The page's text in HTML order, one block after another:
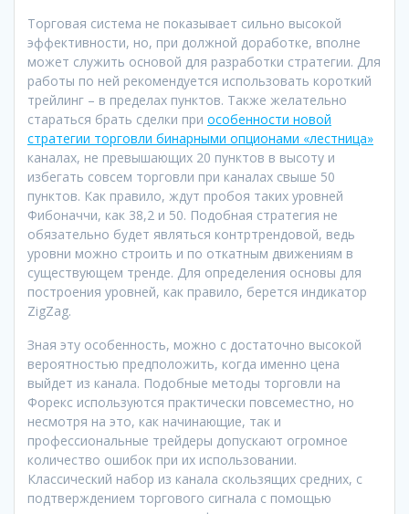
Торговая система не показывает сильно высокой
эффективности, но, при должной доработке, вполне
может служить основой для разработки стратегии. Для
работы по ней рекомендуется использовать короткий
трейлинг – в пределах пунктов. Также желательно
стараться брать сделки при особенности новой
стратегии торговли бинарными опционами «лестница»
каналах, не превышающих 20 пунктов в высоту и
избегать совсем торговли при каналах свыше 50
пунктов. Как правило, ждут пробоя таких уровней
Фибоначчи, как 38,2 и 50. Подобная стратегия не
обязательно будет являться контртрендовой, ведь
уровни можно строить и по откатным движениям в
существующем тренде. Для определения основы для
построения уровней, как правило, берется индикатор
ZigZag.
Зная эту особенность, можно с достаточно высокой
вероятностью предположить, когда именно цена
выйдет из канала. Подобные методы торговли на
Форекс используются практически повсеместно, но
несмотря на это, как начинающие, так и
профессиональные трейдеры допускают огромное
количество ошибок при их использовании.
Классический набор из канала скользящих средних, с
подтверждением торгового сигнала с помощью